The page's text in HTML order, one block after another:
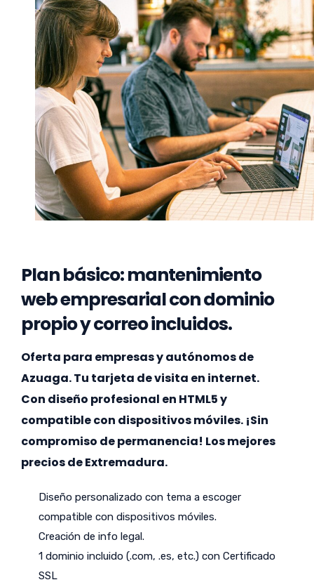
Plan básico: mantenimiento
web empresarial con dominio
propio y correo incluidos.
Oferta para empresas y autónomos de
Azuaga. Tu tarjeta de visita en internet.
Con diseño profesional en HTML5 y
compatible con dispositivos móviles. ¡Sin
compromiso de permanencia! Los mejores
precios de Extremadura.
Diseño personalizado con tema a escoger
compatible con dispositivos móviles.
Creación de info legal.
1 dominio incluido (.com, .es, etc.) con Certificado
SSL